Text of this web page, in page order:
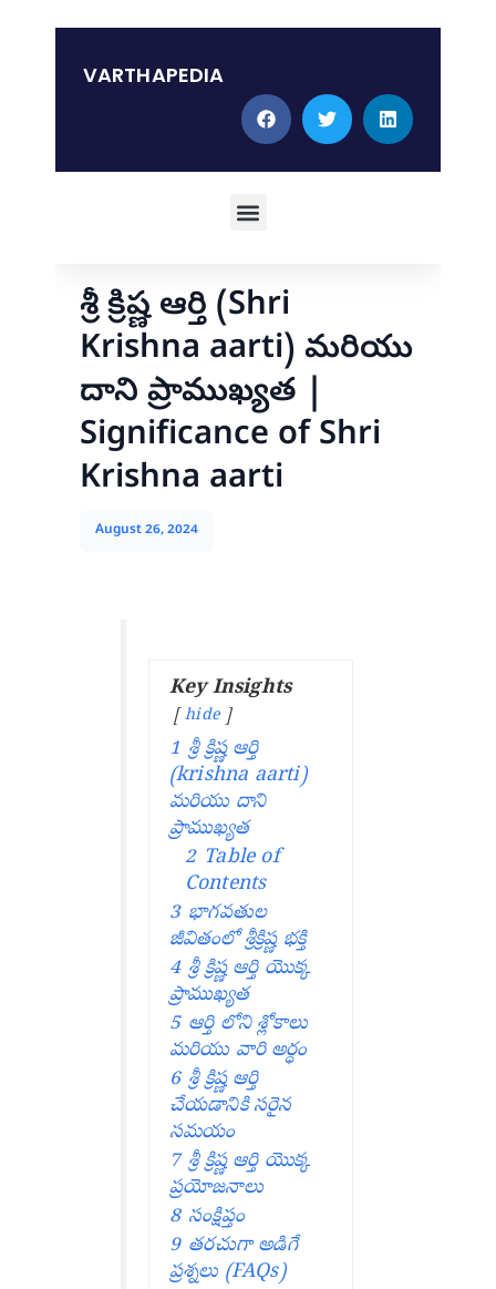
content
VARTHAPEDIA
Menu
శ్రీ క్రిష్ణ ఆర్తి (Shri
Krishna aarti) మరియు
దాని ప్రాముఖ్యత |
Significance of Shri
Krishna aarti
August 26, 2024
Key Insights
hide
1 శ్రీ క్రిష్ణ ఆర్తి
(krishna aarti)
మరియు దాని
ప్రాముఖ్యత
2 Table of
Contents
3 భాగవతుల
జీవితంలో శ్రీక్రిష్ణ భక్తి
4 శ్రీ క్రిష్ణ ఆర్తి యొక్క
ప్రాముఖ్యత
5 ఆర్తి లోని శ్లోకాలు
మరియు వారి అర్ధం
6 శ్రీ క్రిష్ణ ఆర్తి
చేయడానికి సరైన
సమయం
7 శ్రీ క్రిష్ణ ఆర్తి యొక్క
ప్రయోజనాలు
8 సంక్షిప్తం
9 తరచుగా అడిగే
ప్రశ్నలు (FAQs)